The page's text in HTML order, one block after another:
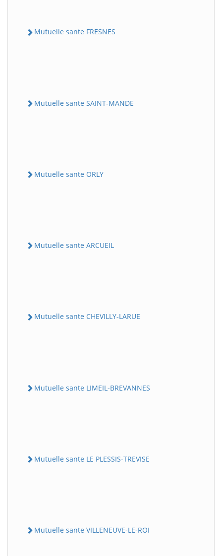
Mutuelle sante FRESNES
Mutuelle sante SAINT-MANDE
Mutuelle sante ORLY
Mutuelle sante ARCUEIL
Mutuelle sante CHEVILLY-LARUE
Mutuelle sante LIMEIL-BREVANNES
Mutuelle sante LE PLESSIS-TREVISE
Mutuelle sante VILLENEUVE-LE-ROI